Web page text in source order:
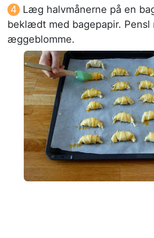
Læg halvmånerne på en
beklædt med bagepapir. Pensl
æggeblomme.